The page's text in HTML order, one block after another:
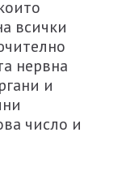
всички
нервна
и
число и